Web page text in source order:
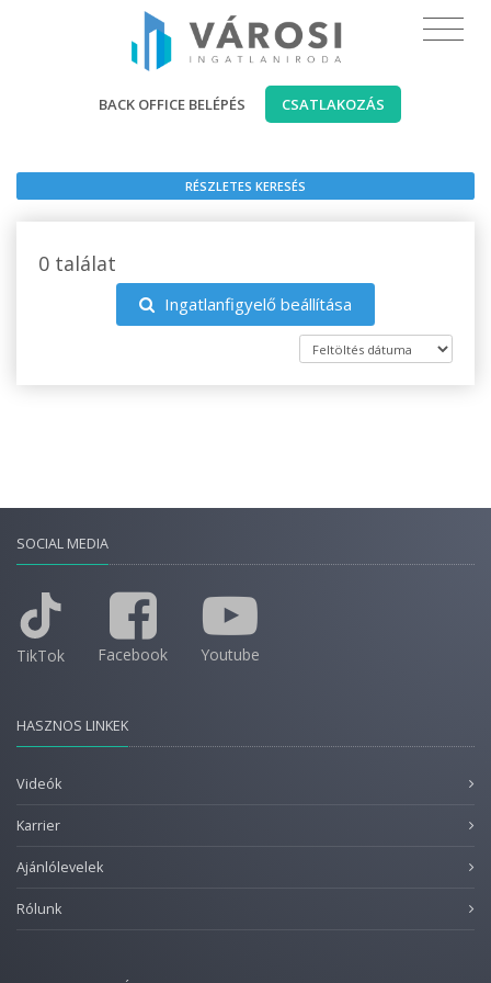
BACK OFFICE BELÉPÉS CSATLAKOZÁS
RÉSZLETES KERESÉS
0 találat
Ingatlanfigyelő beállítása
SOCIAL MEDIA
TikTok Facebook Youtube
HASZNOS LINKEK
Videók
Karrier
Ajánlólevelek
Rólunk